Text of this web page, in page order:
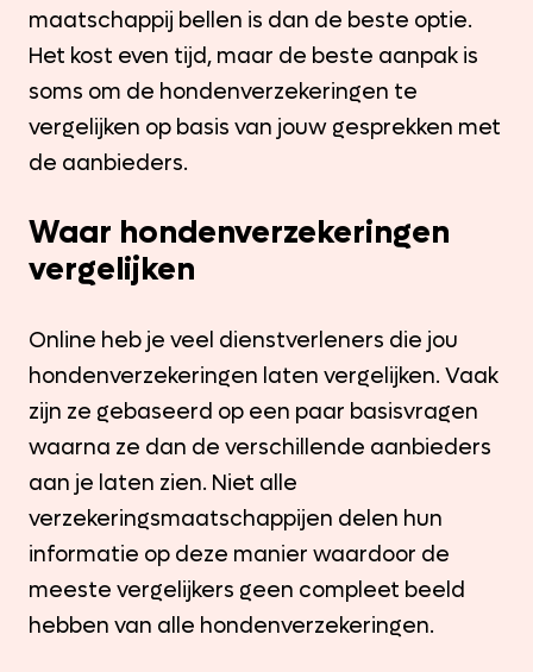
maatschappij bellen is dan de beste optie.
Het kost even tijd, maar de beste aanpak is
soms om de hondenverzekeringen te
vergelijken op basis van jouw gesprekken met
de aanbieders.
Waar hondenverzekeringen
vergelijken
Online heb je veel dienstverleners die jou
hondenverzekeringen laten vergelijken. Vaak
zijn ze gebaseerd op een paar basisvragen
waarna ze dan de verschillende aanbieders
aan je laten zien. Niet alle
verzekeringsmaatschappijen delen hun
informatie op deze manier waardoor de
meeste vergelijkers geen compleet beeld
hebben van alle hondenverzekeringen.